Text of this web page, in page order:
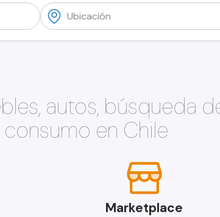
autos, búsqueda
consumo en Chile
Marketplace